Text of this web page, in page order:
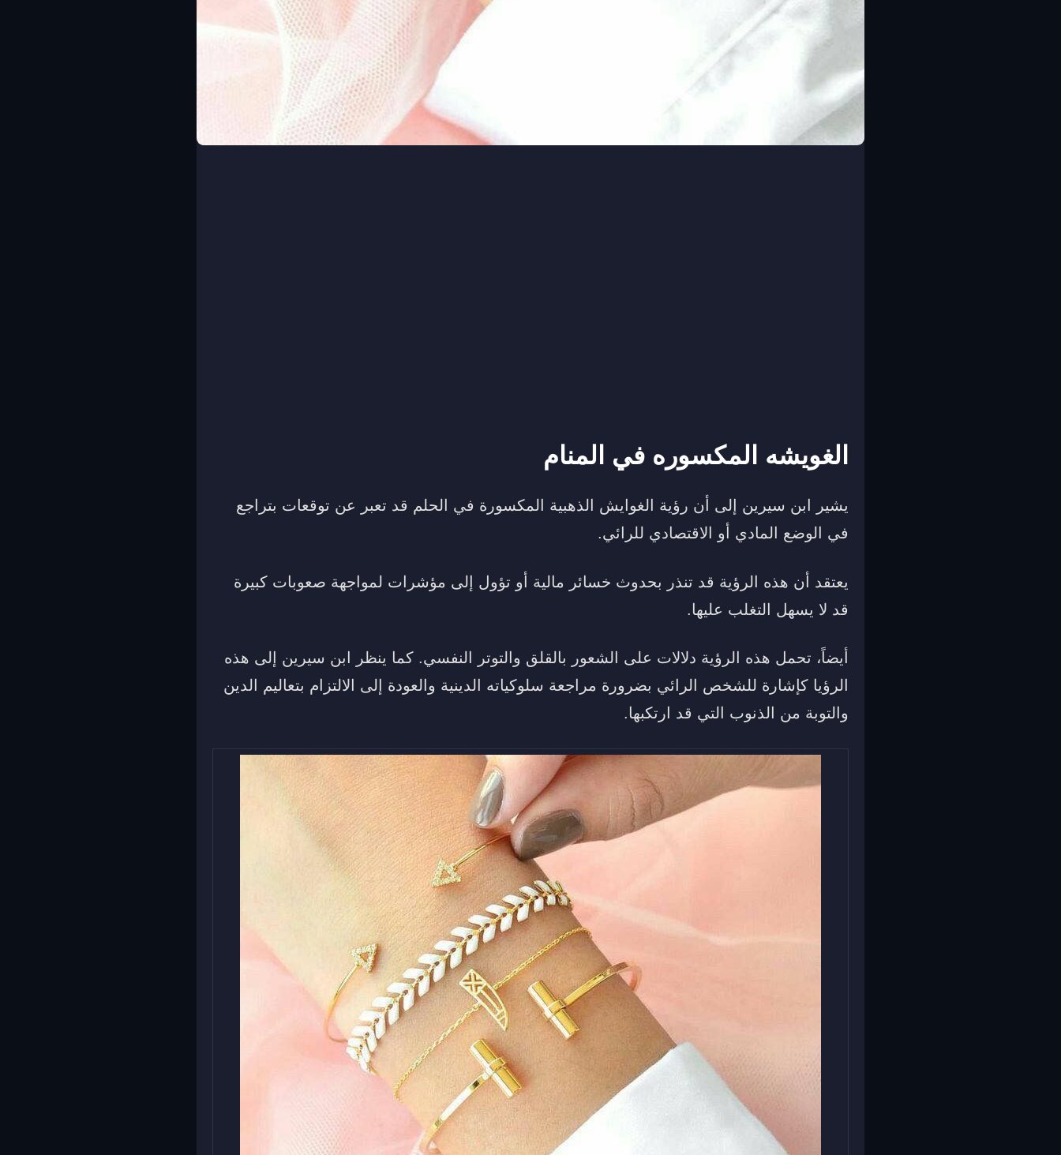
الغويشه المكسوره في المنام
يشير ابن سيرين إلى أن رؤية الغوايش الذهبية المكسورة في الحلم قد تعبر عن توقعات بتراجع
في الوضع المادي أو الاقتصادي للرائي.
يعتقد أن هذه الرؤية قد تنذر بحدوث خسائر مالية أو تؤول إلى مؤشرات لمواجهة صعوبات كبيرة
قد لا يسهل التغلب عليها.
أيضاً، تحمل هذه الرؤية دلالات على الشعور بالقلق والتوتر النفسي. كما ينظر ابن سيرين إلى هذه
الرؤيا كإشارة للشخص الرائي بضرورة مراجعة سلوكياته الدينية والعودة إلى الالتزام بتعاليم الدين
والتوبة من الذنوب التي قد ارتكبها.